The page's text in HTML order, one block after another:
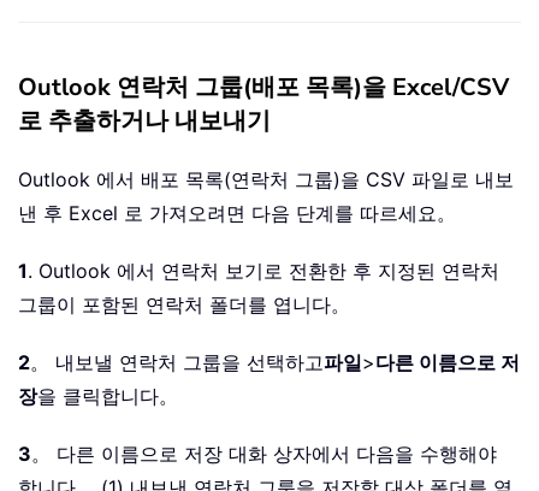
Outlook 연락처 그룹(배포 목록)을 Excel/CSV
로 추출하거나 내보내기
Outlook 에서 배포 목록(연락처 그룹)을 CSV 파일로 내보
낸 후 Excel 로 가져오려면 다음 단계를 따르세요。
1. Outlook 에서 연락처 보기로 전환한 후 지정된 연락처
그룹이 포함된 연락처 폴더를 엽니다。
2。 내보낼 연락처 그룹을 선택하고파일>다른 이름으로 저
장을 클릭합니다。
3。 다른 이름으로 저장 대화 상자에서 다음을 수행해야